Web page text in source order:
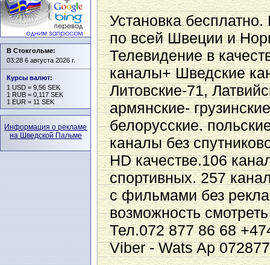
Установка
по всей Швеции и
Телевидение в
каналы+ Шведские
Литовские-71,
армянские-
белорусские.
каналы без
HD качестве.106
спортивных. 257
с фильмами без
возможность
Тел.072 877 86 68
Viber - Wats Ap
В Стокгольме:
03:28 6 августа 2026 г.
Курсы валют:
1 USD = 9,56 SEK
1 RUB = 0,117 SEK
1 EUR = 11 SEK
Информация о рекламе
на Шведской Пальме